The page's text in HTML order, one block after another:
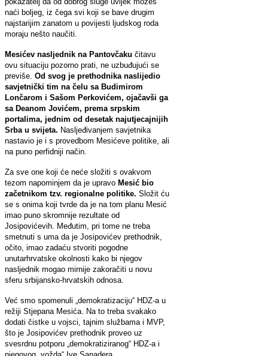
naći boljeg, iz čega svi koji se bave drugim
najstarijim zanatom u povijesti ljudskog roda
moraju nešto naučiti.
Mesićev nasljednik na Pantovčaku čitavu
ovu situaciju pozorno prati, ne uzbuđujući se
previše. Od svog je prethodnika naslijedio
savjetnički tim na čelu sa Budimirom
Lončarom i Sašom Perkovićem, ojačavši ga
sa Deanom Jovićem, prema srpskim
portalima, jednim od desetak najutjecajnijih
Srba u svijeta. Nasljeđivanjem savjetnika
nastavio je i s provedbom Mesićeve politike, ali
na puno perfidniji način.
Za sve one koji će neće složiti s ovakvom
tezom napominjem da je upravo Mesić bio
začetnikom tzv. regionalne politike. Složit ću
se s onima koji tvrde da je na tom planu Mesić
imao puno skromnije rezultate od
Josipovićevih. Međutim, pri tome ne treba
smetnuti s uma da je Josipovićev prethodnik,
očito, imao zadaću stvoriti pogodne
unutarhrvatske okolnosti kako bi njegov
nasljednik mogao mirnije zakoračiti u novu
sferu srbijansko-hrvatskih odnosa.
Već smo spomenuli „demokratizaciju“ HDZ-a u
režiji Stjepana Mesića. Na to treba svakako
dodati čistke u vojsci, tajnim službama i MVP,
što je Josipovićev prethodnik proveo uz
svesrdnu potporu „demokratiziranog“ HDZ-a i